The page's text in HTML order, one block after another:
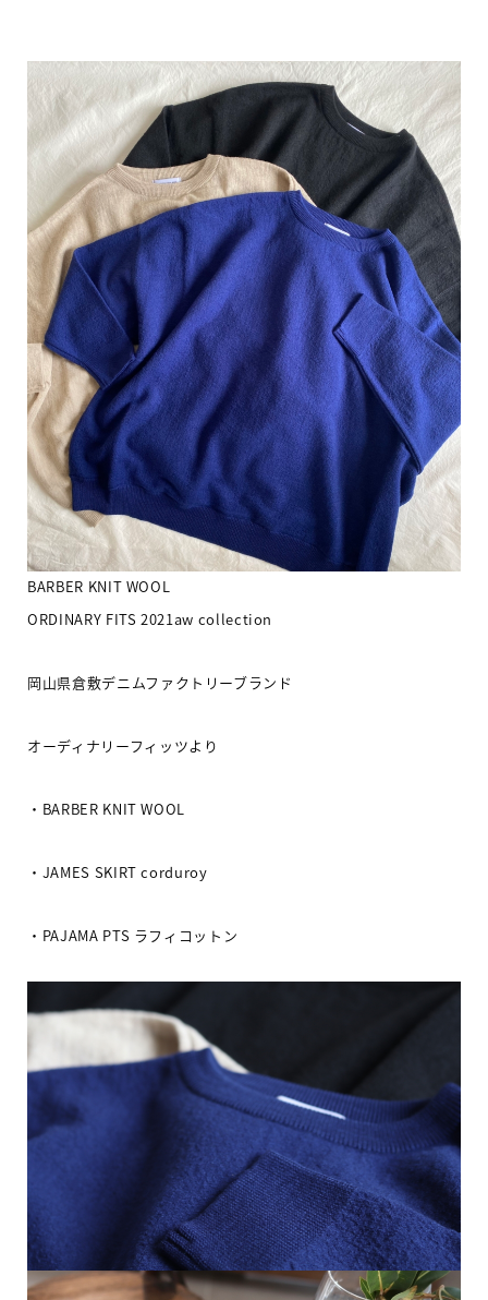
BARBER KNIT WOOL
ORDINARY FITS 2021aw collection
岡山県倉敷デニムファクトリーブランド
オーディナリーフィッツより
・ BARBER KNIT WOOL
・ JAMES SKIRT corduroy
・ PAJAMA PTS ラフィコットン